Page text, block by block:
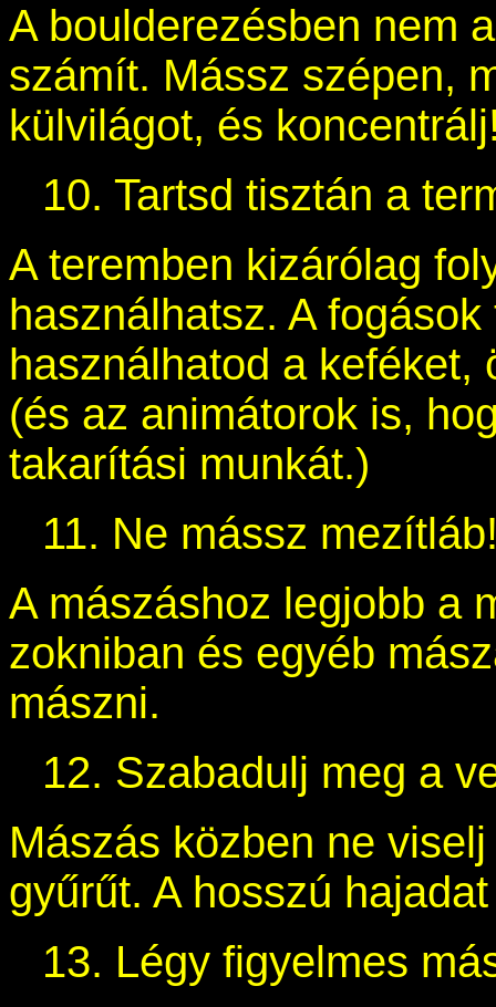
A boulderezésben nem
számít. Mássz szépen,
külvilágot, és
10. Tartsd tisztán a
A teremben kizárólag
használhatsz. A
használhatod a keféket,
(és az animátorok is,
takarítási munkát.)
11. Ne mássz
A mászáshoz legjobb a
zokniban és egyéb
mászni.
12. Szabadulj meg a
Mászás közben ne
gyűrűt. A hosszú
13. Légy figyelmes